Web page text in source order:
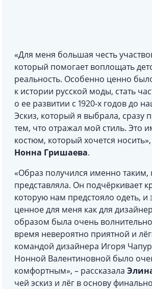
«Для меня большая честь
который помогает воплощать
реальность. Особенно ценно
к истории русской моды, стать
о ее развитии с 1920-х годов до
Эскиз, который я выбрала, сразу
тем, что отражал мой стиль. Это
костюм, который хочется
Нонна Гришаева.
«Образ получился именно таким,
представляла. Он подчёркивает
которую нам предстояло одеть, и
ценное для меня как для
образом была очень
время невероятно приятной и
командой дизайнера Игоря
Нонной Валентиновной было
комфортным», – рассказала
чей эскиз и лёг в основу